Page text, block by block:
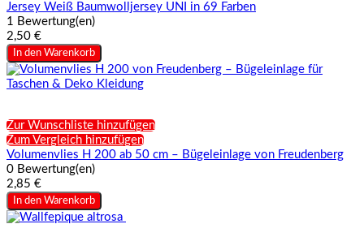
Jersey Weiß Baumwolljersey UNI in 69 Farben
1 Bewertung(en)
2,50 €
In den Warenkorb
Zur Wunschliste hinzufügen
Zum Vergleich hinzufügen
Volumenvlies H 200 ab 50 cm – Bügeleinlage von Freudenberg
0 Bewertung(en)
2,85 €
In den Warenkorb